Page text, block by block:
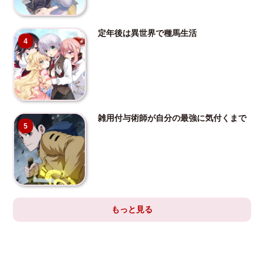
4
定年後は異世界で種馬生活
5
雑用付与術師が自分の最強に気付くまで
もっと見る